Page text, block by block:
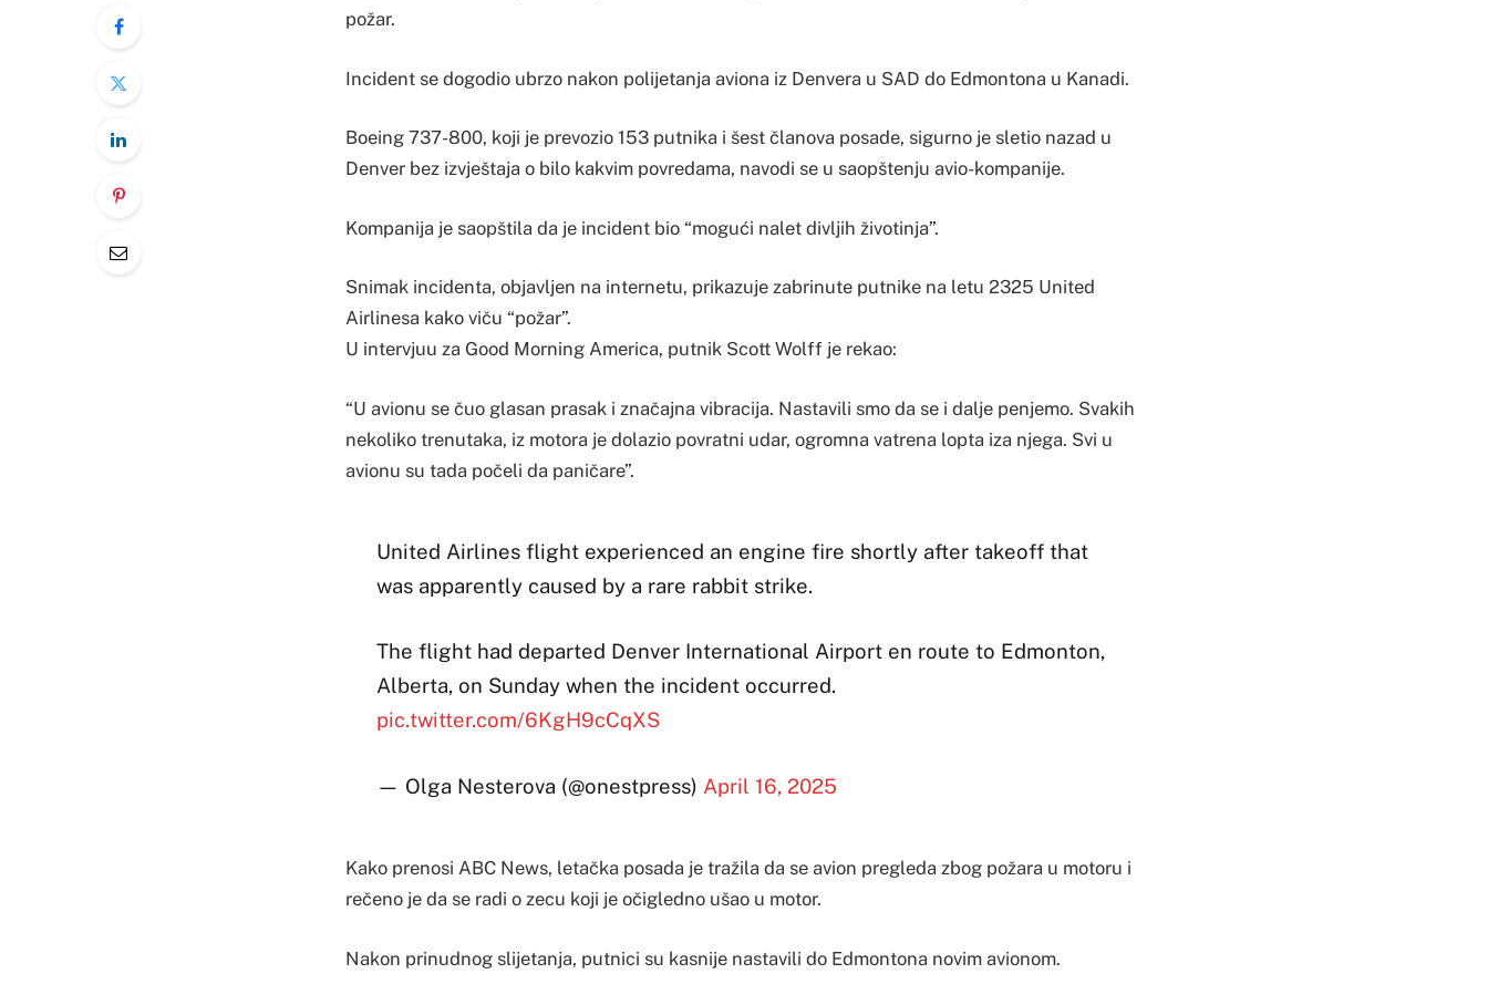
požar.
Incident se dogodio ubrzo nakon polijetanja aviona iz Denvera u SAD do Edmontona u Kanadi.
Boeing 737-800, koji je prevozio 153 putnika i šest članova posade, sigurno je sletio nazad u
Denver bez izvještaja o bilo kakvim povredama, navodi se u saopštenju avio-kompanije.
Kompanija je saopštila da je incident bio “mogući nalet divljih životinja”.
Snimak incidenta, objavljen na internetu, prikazuje zabrinute putnike na letu 2325 United
Airlinesa kako viču “požar”.
U intervjuu za Good Morning America, putnik Scott Wolff je rekao:
“U avionu se čuo glasan prasak i značajna vibracija. Nastavili smo da se i dalje penjemo. Svakih
nekoliko trenutaka, iz motora je dolazio povratni udar, ogromna vatrena lopta iza njega. Svi u
avionu su tada počeli da paničare”.
United Airlines flight experienced an engine fire shortly after takeoff that
was apparently caused by a rare rabbit strike.
The flight had departed Denver International Airport en route to Edmonton,
Alberta, on Sunday when the incident occurred.
pic.twitter.com/6KgH9cCqXS
— Olga Nesterova (@onestpress) April 16, 2025
Kako prenosi ABC News, letačka posada je tražila da se avion pregleda zbog požara u motoru i
rečeno je da se radi o zecu koji je očigledno ušao u motor.
Nakon prinudnog slijetanja, putnici su kasnije nastavili do Edmontona novim avionom.